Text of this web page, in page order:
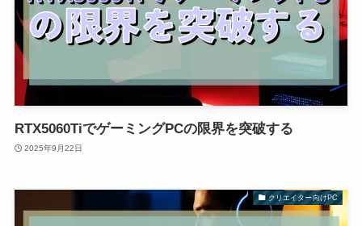
RTX5060TiでゲーミングPCの限界を突破する
2025年9月22日
クリエイター向けPC